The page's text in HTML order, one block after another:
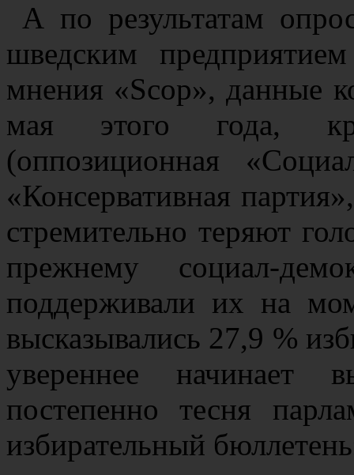
А по результатам
шведским
мнения «Scop», данные
мая этого года,
(оппозиционная
«Консервативная
стремительно теряют
прежнему социал-
поддерживали их на
высказывались 27,9 %
увереннее начинает
постепенно тесня
избирательный